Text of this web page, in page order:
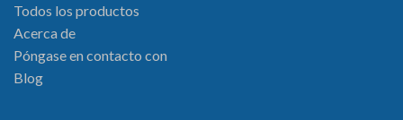
Todos los productos
Acerca de
Póngase en contacto con
Blog